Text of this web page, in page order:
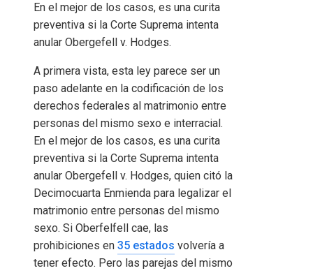
En el mejor de los casos, es una curita
preventiva si la Corte Suprema intenta
anular Obergefell v. Hodges.
A primera vista, esta ley parece ser un
paso adelante en la codificación de los
derechos federales al matrimonio entre
personas del mismo sexo e interracial.
En el mejor de los casos, es una curita
preventiva si la Corte Suprema intenta
anular Obergefell v. Hodges, quien citó la
Decimocuarta Enmienda para legalizar el
matrimonio entre personas del mismo
sexo. Si Oberfelfell cae, las
prohibiciones en 35 estados volvería a
tener efecto. Pero las parejas del mismo